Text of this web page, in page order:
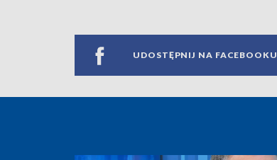
UDOSTĘPNIJ NA FACEBOOKU